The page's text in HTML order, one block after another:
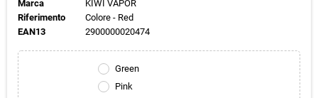
Marca
KIWI VAPOR
Riferimento
Colore - Red
EAN13
2900000020474
Green
Pink